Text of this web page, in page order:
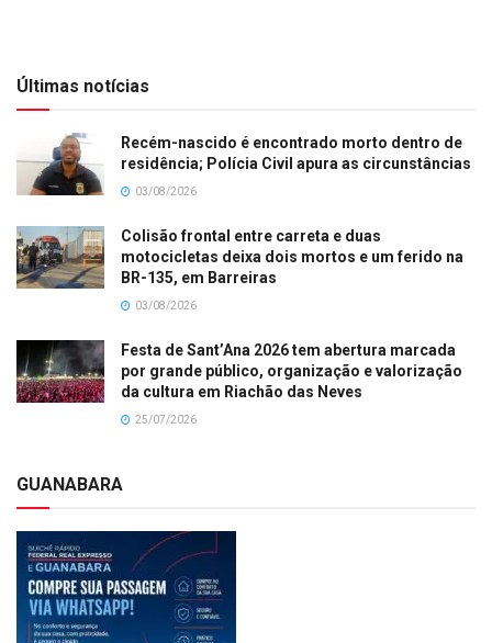
Últimas notícias
Recém-nascido é encontrado morto dentro de
residência; Polícia Civil apura as circunstâncias
03/08/2026
Colisão frontal entre carreta e duas
motocicletas deixa dois mortos e um ferido na
BR-135, em Barreiras
03/08/2026
Festa de Sant’Ana 2026 tem abertura marcada
por grande público, organização e valorização
da cultura em Riachão das Neves
25/07/2026
GUANABARA